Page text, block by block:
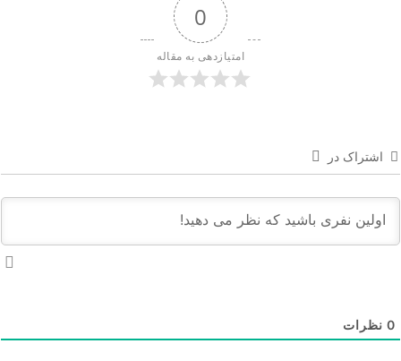
0
امتیازدهی به مقاله
اشتراک در
نظرات